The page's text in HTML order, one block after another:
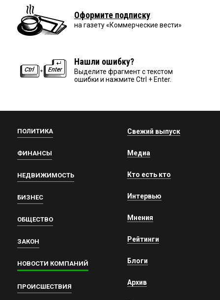
Оформите подписку
на газету «Коммерческие вести»
Нашли ошибку?
Выделите фрагмент с текстом
ошибки и нажмите Ctrl + Enter.
ПОЛИТИКА
ФИНАНСЫ
НЕДВИЖИМОСТЬ
БИЗНЕС
ОБЩЕСТВО
ЗАКОН
НОВОСТИ КОМПАНИЙ
ПРОИСШЕСТВИЯ
Свежий выпуск
Медиа
Кто есть кто
Интервью
Мнения
Рейтинги
Блоги
Архив